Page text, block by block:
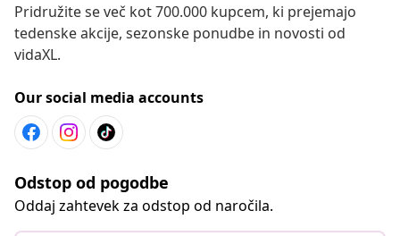
Pridružite se več kot 700.000 kupcem, ki prejemajo
tedenske akcije, sezonske ponudbe in novosti od
vidaXL.
Our social media accounts
Odstop od pogodbe
Oddaj zahtevek za odstop od naročila.